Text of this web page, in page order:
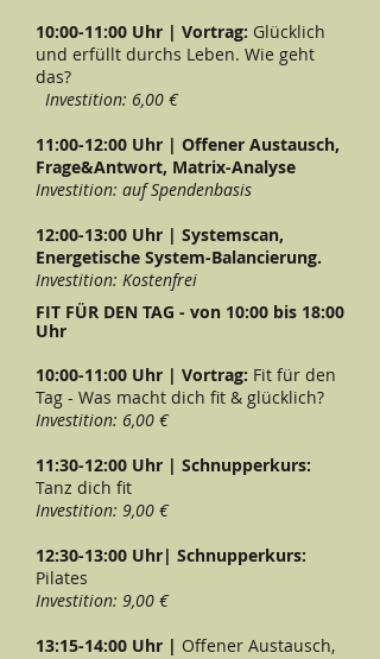
10:00-11:00 Uhr | Vortrag: Glücklich
und erfüllt durchs Leben. Wie geht
das?
Investition: 6,00 €
11:00-12:00 Uhr | Offener Austausch,
Frage&Antwort, Matrix-Analyse
Investition: auf Spendenbasis
12:00-13:00 Uhr | Systemscan,
Energetische System-Balancierung.
Investition: Kostenfrei
FIT FÜR DEN TAG - von 10:00 bis 18:00
Uhr
10:00-11:00 Uhr | Vortrag: Fit für den
Tag - Was macht dich fit & glücklich?
Investition: 6,00 €
11:30-12:00 Uhr | Schnupperkurs:
Tanz dich fit
Investition: 9,00 €
12:30-13:00 Uhr| Schnupperkurs:
Pilates
Investition: 9,00 €​
13:15-14:00 Uhr | Offener Austausch,